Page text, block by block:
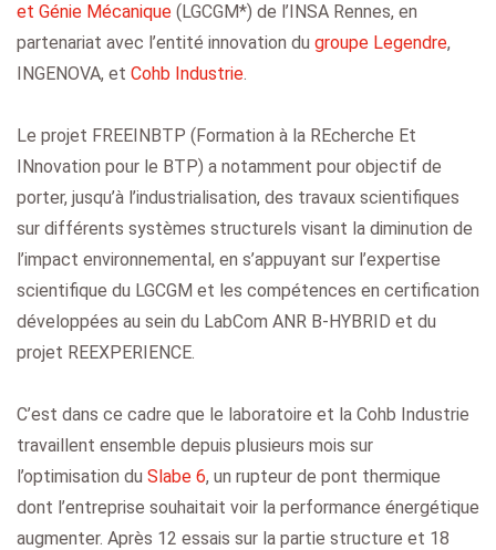
et Génie Mécanique (LGCGM*) de l’INSA Rennes, en
partenariat avec l’entité innovation du groupe Legendre,
INGENOVA, et Cohb Industrie.
Le projet FREEINBTP (Formation à la REcherche Et
INnovation pour le BTP) a notamment pour objectif de
porter, jusqu’à l’industrialisation, des travaux scientifiques
sur différents systèmes structurels visant la diminution de
l’impact environnemental, en s’appuyant sur l’expertise
scientifique du LGCGM et les compétences en certification
développées au sein du LabCom ANR B-HYBRID et du
projet REEXPERIENCE.
C’est dans ce cadre que le laboratoire et la Cohb Industrie
travaillent ensemble depuis plusieurs mois sur
l’optimisation du Slabe 6, un rupteur de pont thermique
dont l’entreprise souhaitait voir la performance énergétique
augmenter. Après 12 essais sur la partie structure et 18